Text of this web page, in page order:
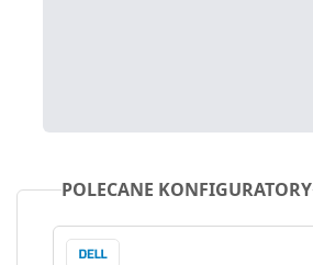
POLECANE KONFIGURATORY